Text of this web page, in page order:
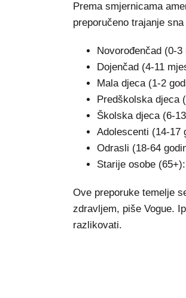
Prema smjernicama
preporučeno trajanje
Novorođenčad (0-
Dojenčad (4-11
Mala djeca (1-2
Predškolska djeca
Školska djeca (6-
Adolescenti (14-17
Odrasli (18-64
Starije osobe
Ove preporuke temelje
zdravljem, piše Vogue.
razlikovati.